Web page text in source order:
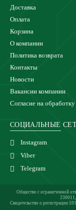
Доставка
Оплата
Корзина
О компании
Политика возврата
Контакты
Новости
Вакансии компании
Согласие на
СОЦИАЛЬНЫЕ
Instagram
Viber
Telegram
Общество с ограниченной
230011,
Свидетельство о регистрации